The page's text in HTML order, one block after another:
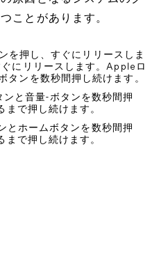
ことがあります。
を押し、すぐにリリースしま
にリリースします。Appleロ
タンを数秒間押し続けます。
ンと音量-ボタンを数秒間押
で押し続けます。
とホームボタンを数秒間押
で押し続けます。